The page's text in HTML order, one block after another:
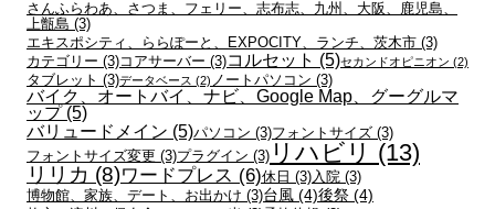
さんふらわあ、さつま、フェリー、志布志、九州、大阪、鹿児島、
上甑島 (3)
エキスポシティ、ららぽーと、EXPOCITY、ランチ、茨木市 (3)
カテゴリー (3)コアサーバー (3)コルセット (5)セカンドオピニオン (2)
タブレット (3)データベース (2) ノートパソコン (3)
バイク、オートバイ、ナビ、Google Map、グーグルマ
ップ(5)
バリュードメイン (5)パソコン (3)フォントサイズ (3)
フォントサイズ変更 (3)プラグイン (3) リハビリ (13)
リリカ (8)ワードプレス (6)休日 (3)入院 (3)
博物館、家族、デート、お出かけ (3)台風 (4)後祭 (4)